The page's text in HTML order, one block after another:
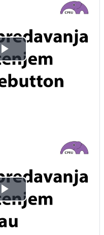
Play
Video
Play
Video